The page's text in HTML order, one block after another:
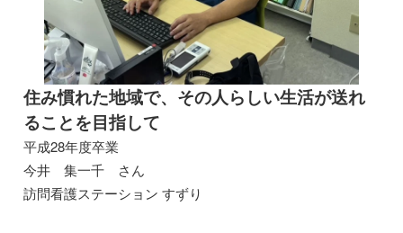
住み慣れた地域で、その人らしい生活が送れ
ることを目指して
平成28年度卒業
今井 集一千 さん
訪問看護ステーション すずり